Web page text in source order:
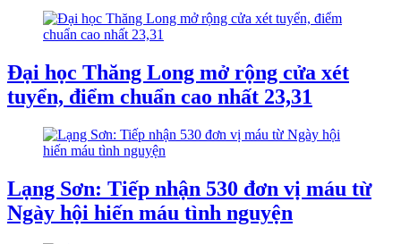
Đại học Thăng Long mở rộng cửa xét
tuyển, điểm chuẩn cao nhất 23,31
Lạng Sơn: Tiếp nhận 530 đơn vị máu từ
Ngày hội hiến máu tình nguyện